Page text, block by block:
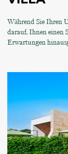
Während Sie Ihren
darauf, Ihnen einen
Erwartungen